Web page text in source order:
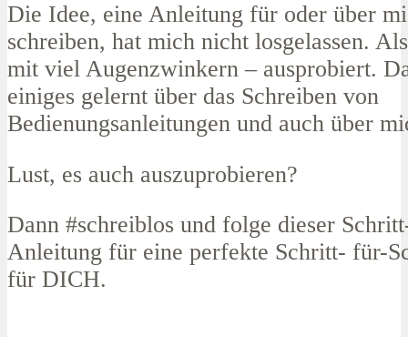
Die Idee, eine Anleitung für oder über
schreiben, hat mich nicht losgelassen.
mit viel Augenzwinkern – ausprobiert.
einiges gelernt über das Schreiben von
Bedienungsanleitungen und auch über
Lust, es auch auszuprobieren?
Dann #schreiblos und folge dieser
Anleitung für eine perfekte Schritt- für-
für DICH.